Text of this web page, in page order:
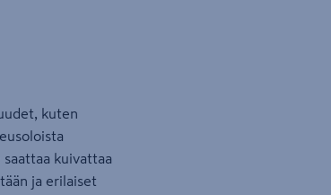
kuten
kuivattaa
ja erilaiset